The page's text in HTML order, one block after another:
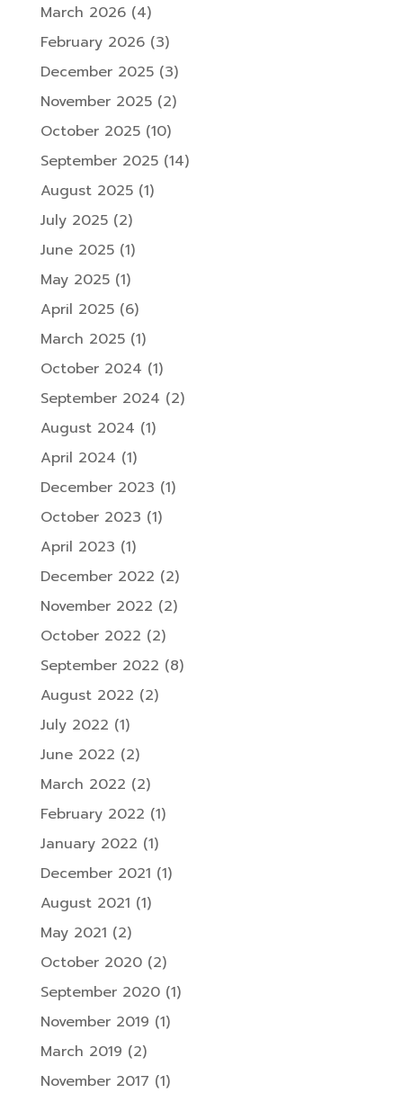
March 2026(4)
February 2026(3)
December 2025(3)
November 2025(2)
October 2025(10)
September 2025(14)
August 2025(1)
July 2025(2)
June 2025(1)
May 2025(1)
April 2025(6)
March 2025(1)
October 2024 (1)
September 2024 (2)
August 2024 (1)
April 2024 (1)
December 2023 (1)
October 2023 (1)
April 2023 (1)
December 2022 (2)
November 2022 (2)
October 2022 (2)
September 2022 (8)
August 2022 (2)
July 2022 (1)
June 2022 (2)
March 2022 (2)
February 2022 (1)
January 2022 (1)
December 2021 (1)
August 2021 (1)
May 2021 (2)
October 2020(2)
September 2020(1)
November 2019 (1)
March 2019 (2)
November 2017 (1)